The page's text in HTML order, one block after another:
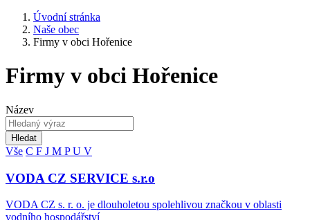
Úvodní stránka
Naše obec
Firmy v obci Hořenice
Firmy v obci Hořenice
Název
Hledat
Vše C F J M PU V
VODA CZ SERVICE s.r.o
VODA CZ s. r. o. je dlouholetou spolehlivou značkou v oblasti
vodního hospodářství